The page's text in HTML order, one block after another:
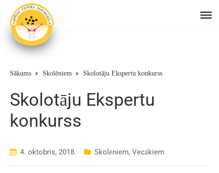
Sākums Skolēniem Skolotāju Ekspertu konkurss
Skolotāju Ekspertu
konkurss
4. oktobris, 2018. Skolēniem, Vecākiem